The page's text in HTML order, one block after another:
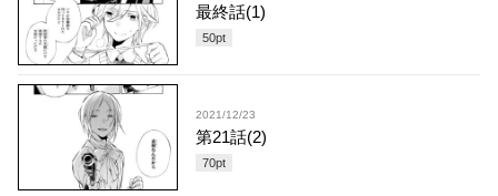
最終話(1)
50pt
2021/12/23
第21話(2)
70pt